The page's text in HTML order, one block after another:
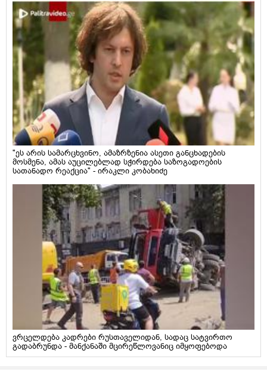
"ეს არის სამარცხვინო, ამაზრზენია ასეთი განცხადების
მოსმენა, ამას აუცილებლად სჭირდება საზოგადოების
სათანადო რეაქცია" - ირაკლი კობახიძე
ვრცელდება კადრები რუსთაველიდან, სადაც სატვირთო
გადაბრუნდა - მანქანაში მცირეწლოვანიც იმყოფებოდა